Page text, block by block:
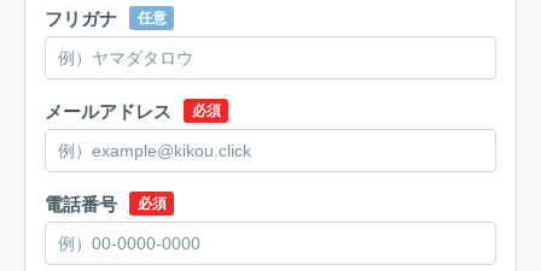
フリガナ 任意
メールアドレス 必須
電話番号 必須